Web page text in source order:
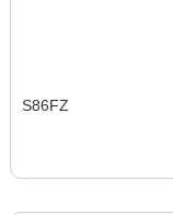
S86FZ